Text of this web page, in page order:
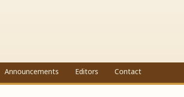
Announcements Editors Contact